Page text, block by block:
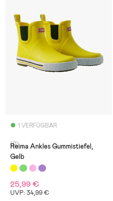
1 VERFÜGBAR
(0)
Reima Ankles Gummistiefel,
Gelb
25,99 €
UVP: 34,99 €